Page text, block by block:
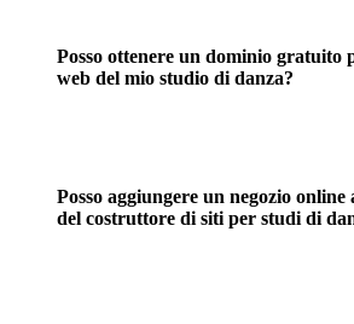
Posso ottenere un dominio gratuito
web del mio studio di danza?
Posso aggiungere un negozio online
del costruttore di siti per studi di